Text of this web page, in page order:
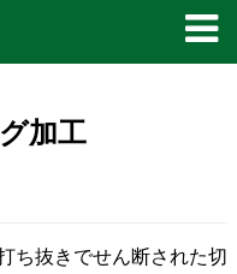
加工
ち抜きでせん断された切